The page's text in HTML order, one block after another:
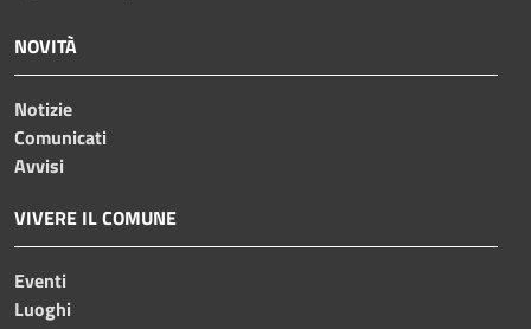
NOVITÀ
Notizie
Comunicati
Avvisi
VIVERE IL COMUNE
Eventi
Luoghi